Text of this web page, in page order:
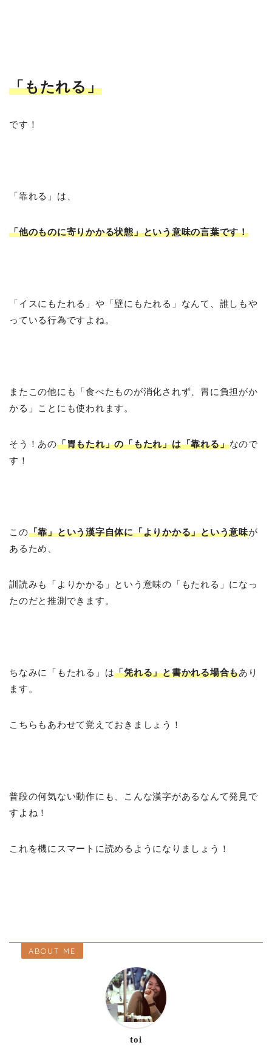
「もたれる」
です！
「靠れる」は、
「他のものに寄りかかる状態」という意味の言葉です！
「イスにもたれる」や「壁にもたれる」なんて、誰しもや
っている行為ですよね。
またこの他にも「食べたものが消化されず、胃に負担がか
かる」ことにも使われます。
そう！あの「胃もたれ」の「もたれ」は「靠れる」なので
す！
この「靠」という漢字自体に「よりかかる」という意味が
あるため、
訓読みも「よりかかる」という意味の「もたれる」になっ
たのだと推測できます。
ちなみに「もたれる」は「凭れる」と書かれる場合もあり
ます。
こちらもあわせて覚えておきましょう！
普段の何気ない動作にも、こんな漢字があるなんて発見で
すよね！
これを機にスマートに読めるようになりましょう！
ABOUT ME
toi